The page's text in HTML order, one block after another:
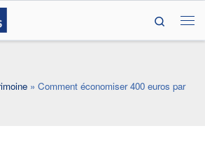
Search
» Comment économiser 400 euros par